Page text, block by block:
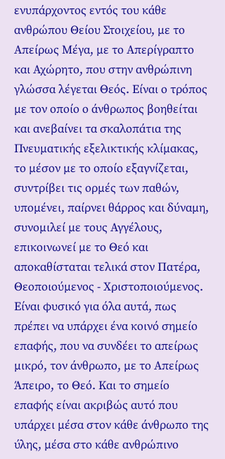
ενυπάρχοντος εντός του κάθε
ανθρώπου Θείου Στοιχείου, με το
Απείρως Μέγα, με το Απερίγραπτο
και Αχώρητο, που στην ανθρώπινη
γλώσσα λέγεται Θεός. Είναι ο τρόπος
με τον οποίο ο άνθρωπος βοηθείται
και ανεβαίνει τα σκαλοπάτια της
Πνευματικής εξελικτικής κλίμακας,
το μέσον με το οποίο εξαγνίζεται,
συντρίβει τις ορμές των παθών,
υπομένει, παίρνει θάρρος και δύναμη,
συνομιλεί με τους Αγγέλους,
επικοινωνεί με το Θεό και
αποκαθίσταται τελικά στον Πατέρα,
Θεοποιούμενος - Χριστοποιούμενος.
Είναι φυσικό για όλα αυτά, πως
πρέπει να υπάρχει ένα κοινό σημείο
επαφής, που να συνδέει το απείρως
μικρό, τον άνθρωπο, με το Απείρως
Άπειρο, το Θεό. Και το σημείο
επαφής είναι ακριβώς αυτό που
υπάρχει μέσα στον κάθε άνθρωπο της
ύλης, μέσα στο κάθε ανθρώπινο